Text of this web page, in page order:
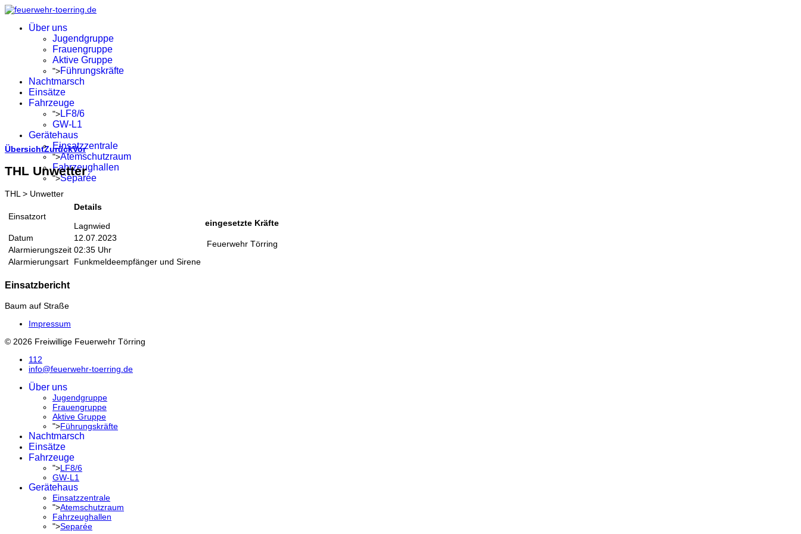
Über uns
Jugendgruppe
Frauengruppe
Aktive Gruppe
">Führungskräfte
Nachtmarsch
Einsätze
Fahrzeuge
">LF8/6
GW-L1
Gerätehaus
Einsatzzentrale
">Atemschutzraum
Fahrzeughallen
">Separée
ÜbersichtZurückVor
THL Unwetter
THL > Unwetter
Einsatzort
Details
Lagnwied
Datum
12.07.2023
Alarmierungszeit 02:35 Uhr
Alarmierungsart
Funkmeldeempfänger und Sirene
eingesetzte Kräfte
Feuerwehr Törring
Einsatzbericht
Baum auf Straße
Impressum
© 2026 Freiwillige Feuerwehr Törring
112
info@feuerwehr-toerring.de
Über uns
Jugendgruppe
Frauengruppe
Aktive Gruppe
">Führungskräfte
Nachtmarsch
Einsätze
Fahrzeuge
">LF8/6
GW-L1
Gerätehaus
Einsatzzentrale
">Atemschutzraum
Fahrzeughallen
">Separée